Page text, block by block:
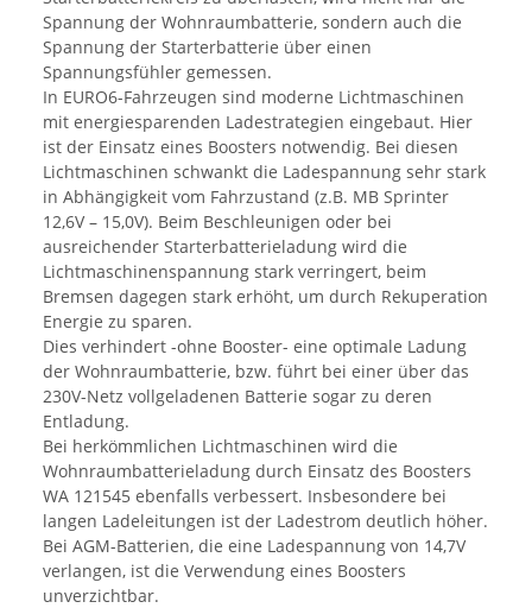
Spannung der Wohnraumbatterie, sondern auch die
Spannung der Starterbatterie über einen
Spannungsfühler gemessen.
In EURO6-Fahrzeugen sind moderne Lichtmaschinen
mit energiesparenden Ladestrategien eingebaut. Hier
ist der Einsatz eines Boosters notwendig. Bei diesen
Lichtmaschinen schwankt die Ladespannung sehr stark
in Abhängigkeit vom Fahrzustand (z.B. MB Sprinter
12,6V – 15,0V). Beim Beschleunigen oder bei
ausreichender Starterbatterieladung wird die
Lichtmaschinenspannung stark verringert, beim
Bremsen dagegen stark erhöht, um durch Rekuperation
Energie zu sparen.
Dies verhindert -ohne Booster- eine optimale Ladung
der Wohnraumbatterie, bzw. führt bei einer über das
230V-Netz vollgeladenen Batterie sogar zu deren
Entladung.
Bei herkömmlichen Lichtmaschinen wird die
Wohnraumbatterieladung durch Einsatz des Boosters
WA 121545 ebenfalls verbessert. Insbesondere bei
langen Ladeleitungen ist der Ladestrom deutlich höher.
Bei AGM-Batterien, die eine Ladespannung von 14,7V
verlangen, ist die Verwendung eines Boosters
unverzichtbar.